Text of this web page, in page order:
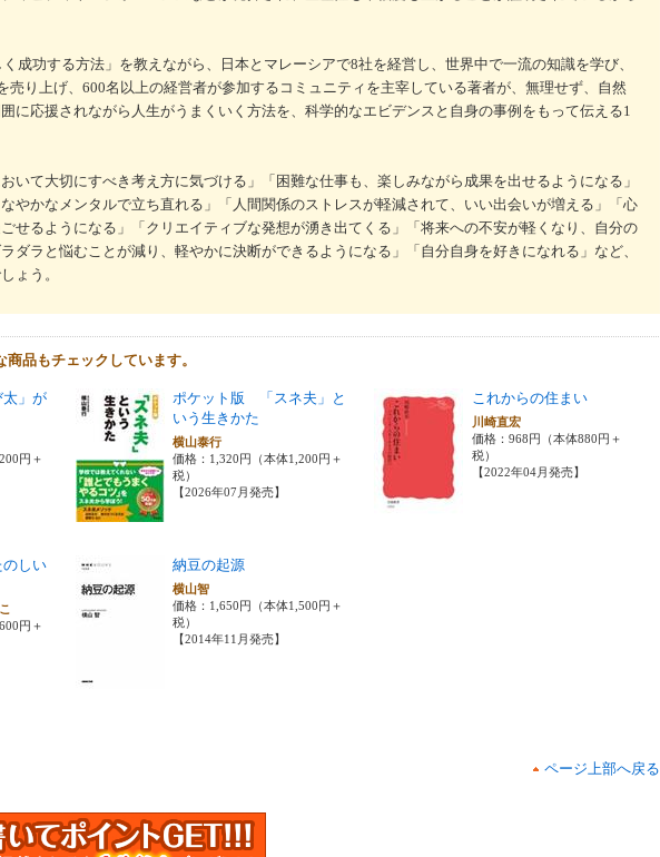
成功する方法」を教えながら、日本とマレーシアで8社を経営し、世界中で一流の知識を学び、
売り上げ、600名以上の経営者が参加するコミュニティを主宰している著者が、無理せず、自然
に応援されながら人生がうまくいく方法を、科学的なエビデンスと自身の事例をもって伝える1
いて大切にすべき考え方に気づける」「困難な仕事も、楽しみながら成果を出せるようになる」
やかなメンタルで立ち直れる」「人間関係のストレスが軽減されて、いい出会いが増える」「心
せるようになる」「クリエイティブな発想が湧き出てくる」「将来への不安が軽くなり、自分の
ダラと悩むことが減り、軽やかに決断ができるようになる」「自分自身を好きになれる」など、
ょう。
品もチェックしています。
」が
円＋
ポケット版 「スネ夫」と
いう生きかた
横山泰行
価格：1,320円（本体1,200円＋
税）
【2026年07月発売】
これからの住まい
川崎直宏
価格：968円（本体880円＋
税）
【2022年04月発売】
のしい
こ
円＋
納豆の起源
横山智
価格：1,650円（本体1,500円＋
税）
【2014年11月発売】
ページ上部へ戻る